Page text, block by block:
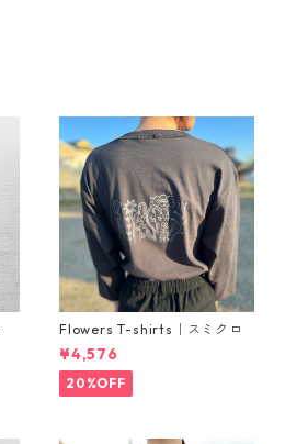
Flowers T-shirts｜スミクロ
¥4,576
20%OFF